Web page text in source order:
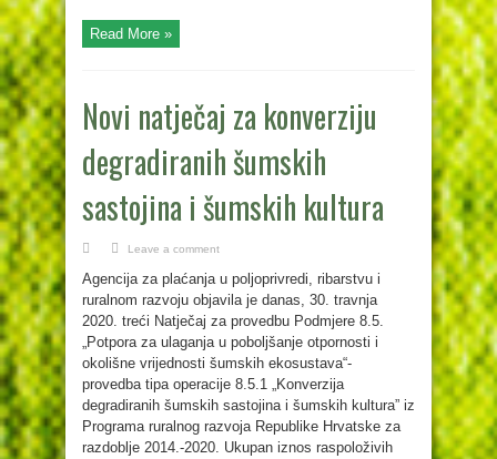
Read More »
Novi natječaj za konverziju
degradiranih šumskih
sastojina i šumskih kultura
Leave a comment
Agencija za plaćanja u poljoprivredi, ribarstvu i
ruralnom razvoju objavila je danas, 30. travnja
2020. treći Natječaj za provedbu Podmjere 8.5.
„Potpora za ulaganja u poboljšanje otpornosti i
okolišne vrijednosti šumskih ekosustava“-
provedba tipa operacije 8.5.1 „Konverzija
degradiranih šumskih sastojina i šumskih kultura” iz
Programa ruralnog razvoja Republike Hrvatske za
razdoblje 2014.-2020. Ukupan iznos raspoloživih